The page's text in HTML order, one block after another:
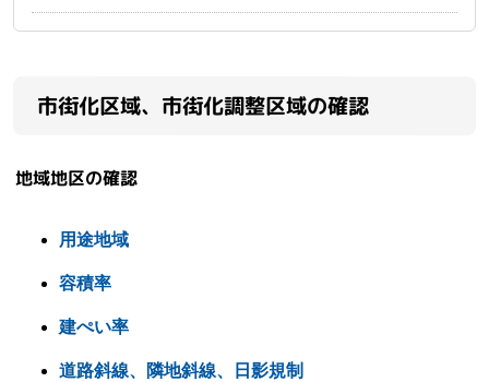
市街化区域、市街化調整区域の確認
地域地区の確認
用途地域
容積率
建ぺい率
道路斜線、隣地斜線、日影規制